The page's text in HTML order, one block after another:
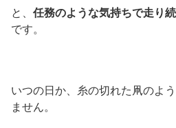
と、 任務のような気持ちで走り
です。
いつの日か、糸の切れた凧のよ
ません。